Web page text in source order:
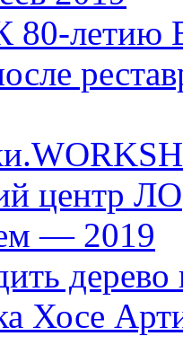
80-
центр ЛО
— 2019
дерево
Хосе